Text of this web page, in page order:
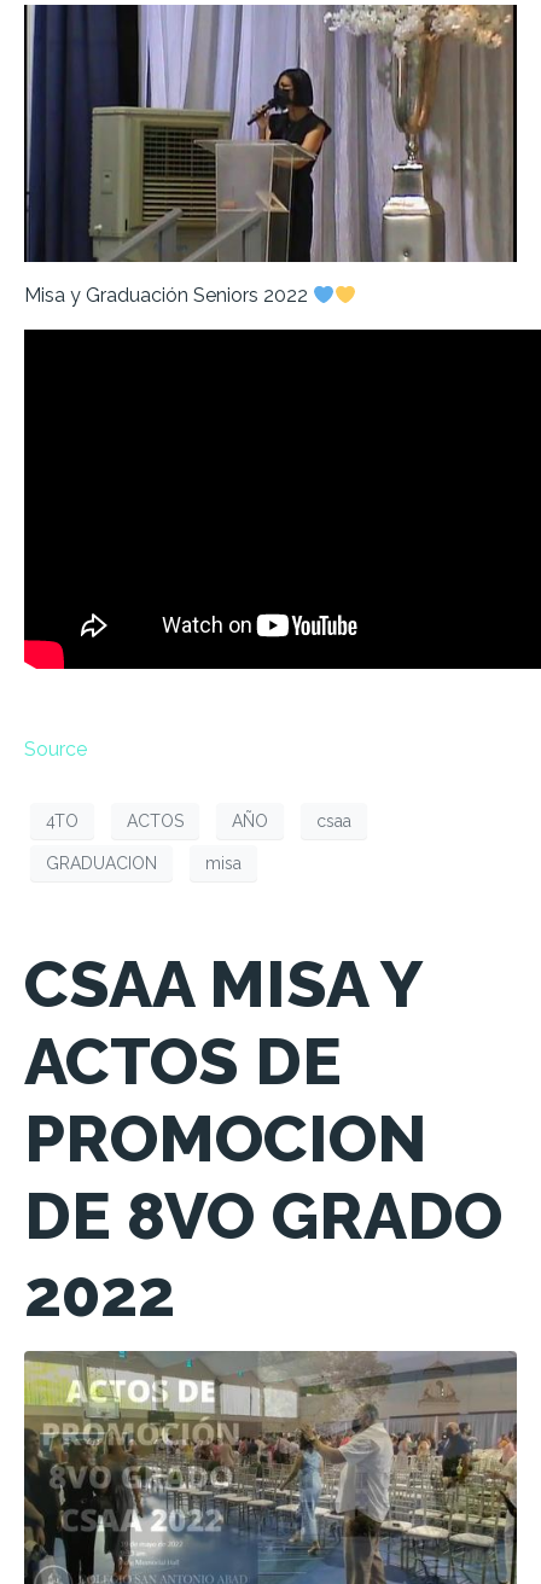
Misa y Graduación Seniors 2022
Source
4TO ACTOS AÑO csaa
GRADUACION misa
CSAA MISA Y
ACTOS DE
PROMOCION
DE 8VO GRADO
2022